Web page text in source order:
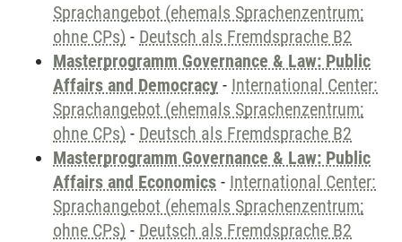
Sprachangebot (ehemals Sprachenzentrum;
ohne CPs) - Deutsch als Fremdsprache B2
Masterprogramm Governance & Law: Public
Affairs and Democracy - International Center:
Sprachangebot (ehemals Sprachenzentrum;
ohne CPs) - Deutsch als Fremdsprache B2
Masterprogramm Governance & Law: Public
Affairs and Economics - International Center:
Sprachangebot (ehemals Sprachenzentrum;
ohne CPs) - Deutsch als Fremdsprache B2